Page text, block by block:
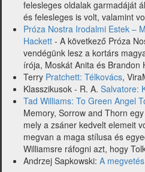
felesleges oldalak garmadáját
és felesleges is volt, valamint
Próza Nostra Irodalmi Estek –
Hackett - A következő Próza
vendégünk lesz a kortárs
írója, Moskát Anita és Brandon
Terry Pratchett: Télkovács,
Klasszikusok - R. A. Salvatore:
Tad Williams: To Green Angel
Memory, Sorrow and Thorn
mely a zsáner kedvelt elemeit
megvan a maga stílusa és
Williamsre ráfogni azt, hogy
Andrzej Sapkowski: A